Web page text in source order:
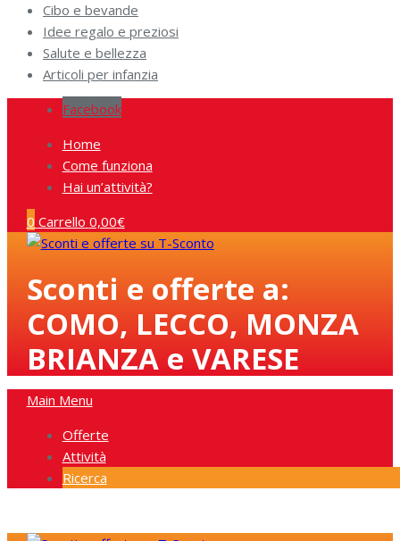
Cibo e bevande
Idee regalo e preziosi
Salute e bellezza
Articoli per infanzia
Facebook
Home
Come funziona
Hai un’attività?
0 Carrello 0,00€
Sconti e offerte a:
COMO, LECCO, MONZA
BRIANZA e VARESE
Main Menu
Offerte
Attività
Ricerca